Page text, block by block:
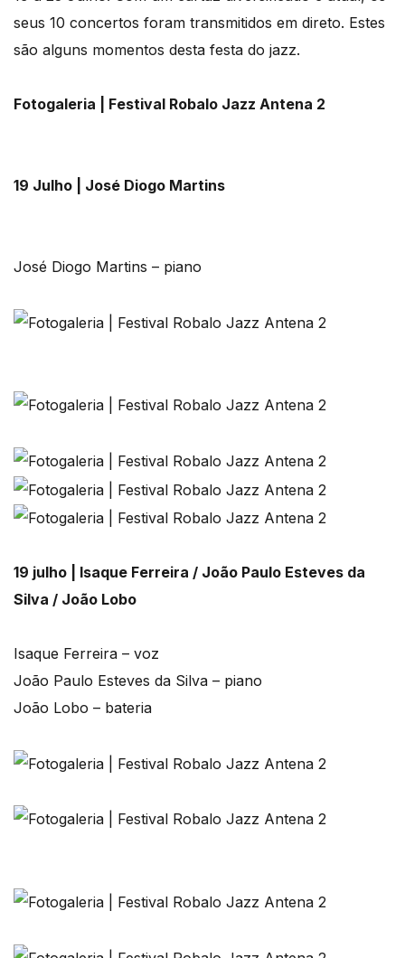
seus 10 concertos foram transmitidos em direto. Estes
são alguns momentos desta festa do jazz.
Fotogaleria | Festival Robalo Jazz Antena 2
19 Julho | José Diogo Martins
José Diogo Martins – piano
19 julho | Isaque Ferreira / João Paulo Esteves da
Silva / João Lobo
Isaque Ferreira – voz
João Paulo Esteves da Silva – piano
João Lobo – bateria